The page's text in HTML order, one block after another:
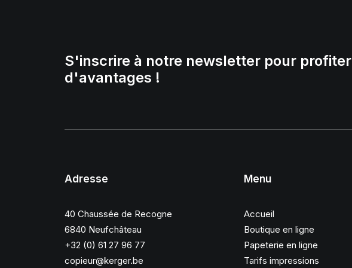
S'inscrire à notre newsletter pour profiter
d'avantages !
Adresse
40 Chaussée de Recogne
6840 Neufchâteau
+32 (0) 61 27 96 77
copieur@kerger.be
Menu
Accueil
Boutique en ligne
Papeterie en ligne
Tarifs impressions